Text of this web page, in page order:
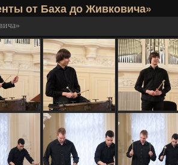
от Баха до Живковича»